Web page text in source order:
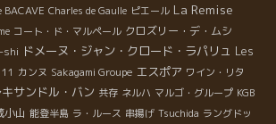
BACAVE Charles de Gaulle ピエール La Remise
コート・ド・マルペール クロズリー・デ・ムシ
shi ドメーヌ・ジャン・クロード・ラパリュ Les
カンヌ Sakagami Groupe エスポア ワイン・リタ
サンドル・バン 共存 ネルハ マルゴ・グループ KGB
小山 能登半島 ラ・ルース 串揚げ Tsuchida ラングドッ